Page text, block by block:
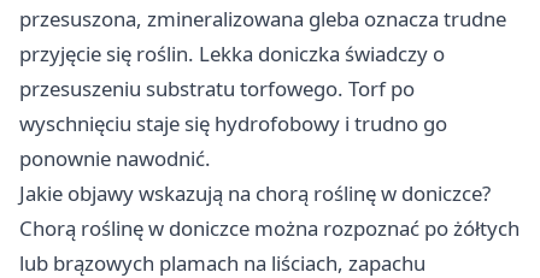
przesuszona, zmineralizowana gleba oznacza trudne
przyjęcie się roślin. Lekka doniczka świadczy o
przesuszeniu substratu torfowego. Torf po
wyschnięciu staje się hydrofobowy i trudno go
ponownie nawodnić.
Jakie objawy wskazują na chorą roślinę w doniczce?
Chorą roślinę w doniczce można rozpoznać po żółtych
lub brązowych plamach na liściach, zapachu